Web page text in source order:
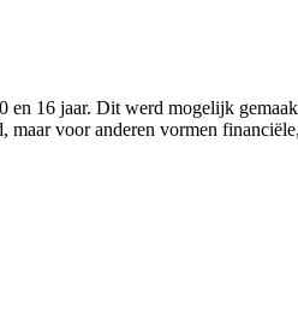
16 jaar. Dit werd mogelijk
voor anderen vormen